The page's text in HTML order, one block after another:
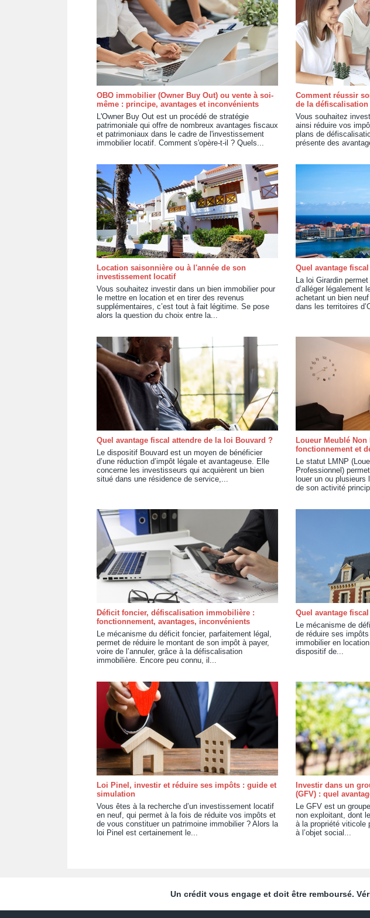
OBO immobilier (Owner Buy Out) ou vente à soi-
même : principe, avantages et inconvénients
L'Owner Buy Out est un procédé de stratégie
patrimoniale qui offre de nombreux avantages fiscaux
et patrimoniaux dans le cadre de l'investissement
immobilier locatif. Comment s'opère-t-il ? Quels...
Comment réussir
de la défiscalisation
Vous souhaitez
ainsi réduire vos
plans de
présente des
Location saisonnière ou à l'année de son
investissement locatif
Vous souhaitez investir dans un bien immobilier pour
le mettre en location et en tirer des revenus
supplémentaires, c’est tout à fait légitime. Se pose
alors la question du choix entre la...
Quel avantage
La loi Girardin
d’alléger légalement
achetant un bien
dans les territoires
Quel avantage fiscal attendre de la loi Bouvard ?
Le dispositif Bouvard est un moyen de bénéficier
d’une réduction d’impôt légale et avantageuse. Elle
concerne les investisseurs qui acquièrent un bien
situé dans une résidence de service,...
Loueur Meublé
fonctionnement et
Le statut LMNP
Professionnel)
louer un ou
de son activité
Déficit foncier, défiscalisation immobilière :
fonctionnement, avantages, inconvénients
Le mécanisme du déficit foncier, parfaitement légal,
permet de réduire le montant de son impôt à payer,
voire de l’annuler, grâce à la défiscalisation
immobilière. Encore peu connu, il...
Quel avantage
Le mécanisme de
de réduire ses
immobilier en
dispositif de...
Loi Pinel, investir et réduire ses impôts : guide et
simulation
Vous êtes à la recherche d’un investissement locatif
en neuf, qui permet à la fois de réduite vos impôts et
de vous constituer un patrimoine immobilier ? Alors la
loi Pinel est certainement le...
Investir dans un
(GFV) : quel
Le GFV est un
non exploitant, dont
à la propriété viticole
à l’objet social...
Un crédit vous engage et doit être remboursé.